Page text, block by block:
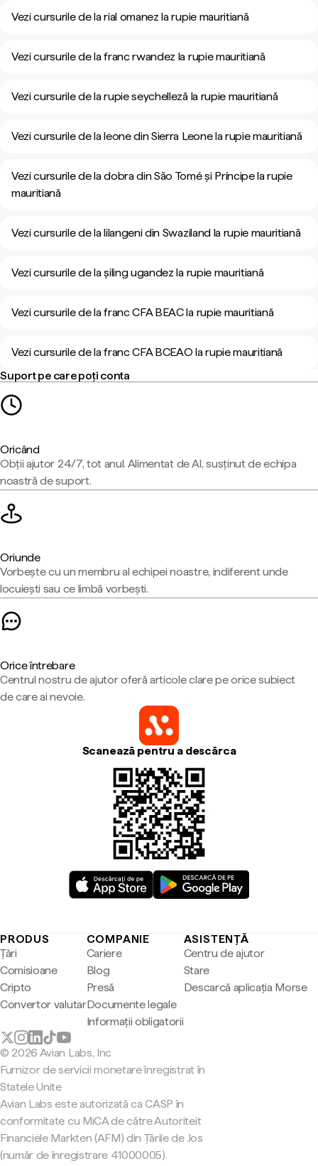
Vezi cursurile de la rial omanez la rupie mauritiană
Vezi cursurile de la franc rwandez la rupie mauritiană
Vezi cursurile de la rupie seychelleză la rupie mauritiană
Vezi cursurile de la leone din Sierra Leone la rupie mauritiană
Vezi cursurile de la dobra din São Tomé și Príncipe la rupie
mauritiană
Vezi cursurile de la lilangeni din Swaziland la rupie mauritiană
Vezi cursurile de la șiling ugandez la rupie mauritiană
Vezi cursurile de la franc CFA BEAC la rupie mauritiană
Vezi cursurile de la franc CFA BCEAO la rupie mauritiană
Suport pe care poți conta
Oricând
Obții ajutor 24/7, tot anul. Alimentat de AI, susținut de echipa
noastră de suport.
Oriunde
Vorbește cu un membru al echipei noastre, indiferent unde
locuiești sau ce limbă vorbești.
Orice întrebare
Centrul nostru de ajutor oferă articole clare pe orice subiect
de care ai nevoie.
Scanează pentru a descărca
PRODUS
Țări
Comisioane
Cripto
Convertor valutar
COMPANIE
Cariere
Blog
Presă
Documente legale
Informații obligatorii
ASISTENȚĂ
Centru de ajutor
Stare
Descarcă aplicația Morse
© 2026 Avian Labs, Inc
Furnizor de servicii monetare înregistrat în
Statele Unite
Avian Labs este autorizată ca CASP în
conformitate cu MiCA de către Autoriteit
Financiële Markten (AFM) din Țările de Jos
(număr de înregistrare 41000005).